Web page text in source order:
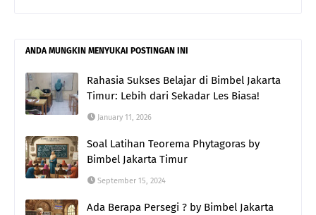
ANDA MUNGKIN MENYUKAI POSTINGAN INI
Rahasia Sukses Belajar di Bimbel Jakarta
Timur: Lebih dari Sekadar Les Biasa!
January 11, 2026
Soal Latihan Teorema Phytagoras by
Bimbel Jakarta Timur
September 15, 2024
Ada Berapa Persegi ? by Bimbel Jakarta